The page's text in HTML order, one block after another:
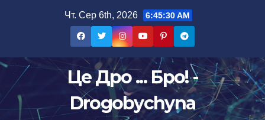
Чт. Сер 6th, 2026 6:45:31 AM
Це Дро ... Бро! -
Drogobychyna